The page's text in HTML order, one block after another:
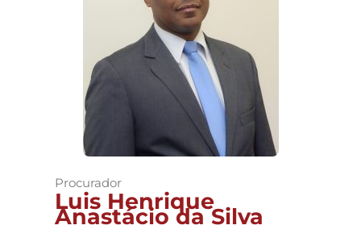
Procurador
Luis Henrique
Anastácio da Silva